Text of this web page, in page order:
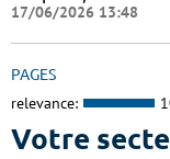
17/06/2026 13:48
PAGES
relevance:
Votre